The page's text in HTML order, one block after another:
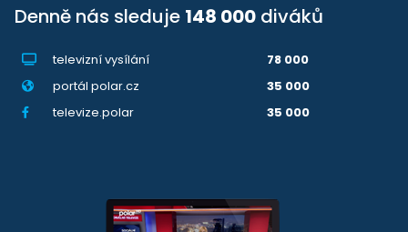
Denně nás sleduje 148 000 diváků
televizní vysílání
78 000
portál polar.cz
35 000
televize.polar
35 000